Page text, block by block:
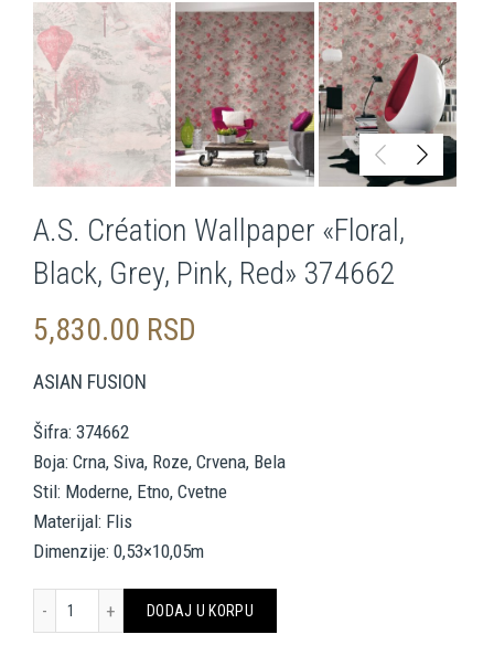
A.S. Création Wallpaper «Floral,
Black, Grey, Pink, Red» 374662
5,830.00 RSD
ASIAN FUSION
Šifra: 374662
Boja: Crna, Siva, Roze, Crvena, Bela
Stil: Moderne, Etno, Cvetne
Materijal: Flis
Dimenzije: 0,53×10,05m
A.S. Création Wallpaper «Floral, Black, Grey, Pink, Red» 374662
DODAJ U KORPU